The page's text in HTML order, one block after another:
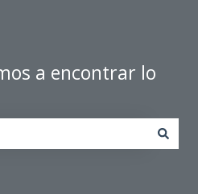
a encontrar lo